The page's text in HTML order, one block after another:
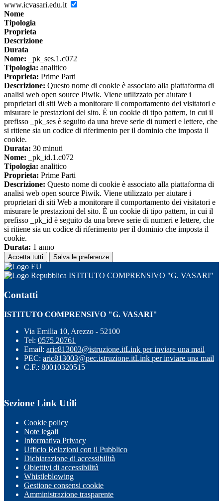
www.icvasari.edu.it
Nome
Tipologia
Proprieta
Descrizione
Durata
Nome: _pk_ses.1.c072
Tipologia: analitico
Proprieta: Prime Parti
Descrizione: Questo nome di cookie è associato alla piattaforma di
analisi web open source Piwik. Viene utilizzato per aiutare i
proprietari di siti Web a monitorare il comportamento dei visitatori e
misurare le prestazioni del sito. È un cookie di tipo pattern, in cui il
prefisso _pk_ses è seguito da una breve serie di numeri e lettere, che
si ritiene sia un codice di riferimento per il dominio che imposta il
cookie.
Durata: 30 minuti
Nome: _pk_id.1.c072
Tipologia: analitico
Proprieta: Prime Parti
Descrizione: Questo nome di cookie è associato alla piattaforma di
analisi web open source Piwik. Viene utilizzato per aiutare i
proprietari di siti Web a monitorare il comportamento dei visitatori e
misurare le prestazioni del sito. È un cookie di tipo pattern, in cui il
prefisso _pk_id è seguito da una breve serie di numeri e lettere, che
si ritiene sia un codice di riferimento per il dominio che imposta il
cookie.
Durata: 1 anno
Accetta tutti Salva le preferenze
ISTITUTO COMPRENSIVO "G. VASARI"
Contatti
ISTITUTO COMPRENSIVO "G. VASARI"
Via Emilia 10, Arezzo - 52100
Tel: 0575 20761
Email: aric813003@istruzione.itLink per inviare una mail
PEC: aric813003@pec.istruzione.itLink per inviare una mail
C.F.: 80010320515
Sezione Link Utili
Cookie policy
Note legali
Informativa Privacy
Ufficio Relazioni con il Pubblico
Dichiarazione di accessibilità
Obiettivi di accessibilità
Whistleblowing
Gestione consensi cookie
Amministrazione trasparente